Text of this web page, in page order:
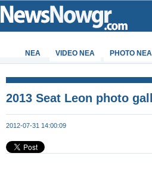
ΝΕΑ VIDEO NEA PHOTO NEA
2013 Seat Leon photo
2012-07-31 14:00:09